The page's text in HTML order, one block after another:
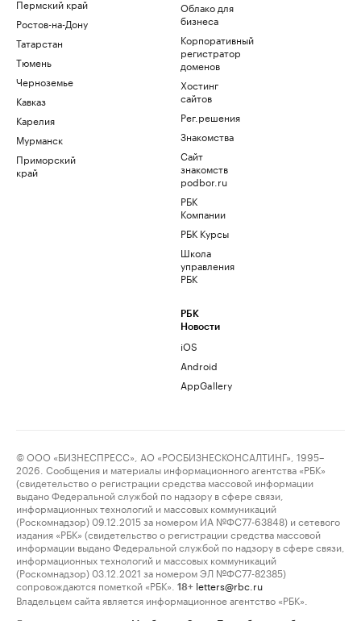
Пермский край
Ростов-на-Дону
Татарстан
Тюмень
Черноземье
Кавказ
Карелия
Мурманск
Приморский
край
Облако для
бизнеса
Корпоративный
регистратор
доменов
Хостинг
сайтов
Рег.решения
Знакомства
Сайт
знакомств
podbor.ru
РБК
Компании
РБК Курсы
Школа
управления
РБК
РБК
Новости
iOS
Android
AppGallery
© ООО «БИЗНЕСПРЕСС», АО «РОСБИЗНЕСКОНСАЛТИНГ», 1995–
2026. Сообщения и материалы информационного агентства «РБК»
(свидетельство о регистрации средства массовой информации
выдано Федеральной службой по надзору в сфере связи,
информационных технологий и массовых коммуникаций
(Роскомнадзор) 09.12.2015 за номером ИА №ФС77-63848) и сетевого
издания «РБК» (свидетельство о регистрации средства массовой
информации выдано Федеральной службой по надзору в сфере связи,
информационных технологий и массовых коммуникаций
(Роскомнадзор) 03.12.2021 за номером ЭЛ №ФС77-82385)
сопровождаются пометкой «РБК».
18+ letters@rbc.ru
Владельцем сайта является информационное агентство «РБК».